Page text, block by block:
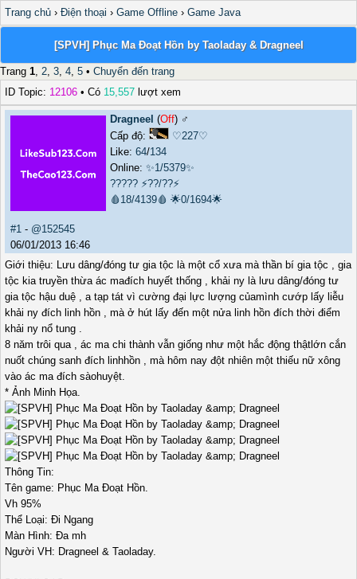
Trang chủ › Điện thoại › Game Offline › Game Java
[SPVH] Phục Ma Đoạt Hồn by Taoladay & Dragneel
Trang 1, 2, 3, 4, 5 • Chuyển đến trang
ID Topic: 12106 • Có 15,557 lượt xem
Dragneel (Off) ♂️
Cấp độ:
♡227♡
Like: 64/134
Online: ✨1/5379✨
????? ⚡??/??⚡
🩸18/4139🩸 🌟0/1694🌟
#1 - @152545
06/01/2013 16:46
Giới thiệu: Lưu dâng/đóng tư gia tộc là một cổ xưa mà thần bí gia tộc , gia
tộc kia truyền thừa ác mađích huyết thống , khải ny là lưu dâng/đóng tư
gia tộc hậu duệ , a tạp tát vì cường đại lực lượng củamình cướp lấy liễu
khải ny đích linh hồn , mà ở hút lấy đến một nửa linh hồn đích thời điểm
khải ny nổ tung .
8 năm trôi qua , ác ma chi thành vẫn giống như một hắc động thậtlớn cắn
nuốt chúng sanh đích linhhồn , mà hôm nay đột nhiên một thiếu nữ xông
vào ác ma đích sàohuyệt.
* Ảnh Minh Họa.
Thông Tin:
Tên game: Phục Ma Đoạt Hồn.
Vh 95%
Thể Loại: Đi Ngang
Màn Hình: Đa mh
Người VH: Dragneel & Taoladay.